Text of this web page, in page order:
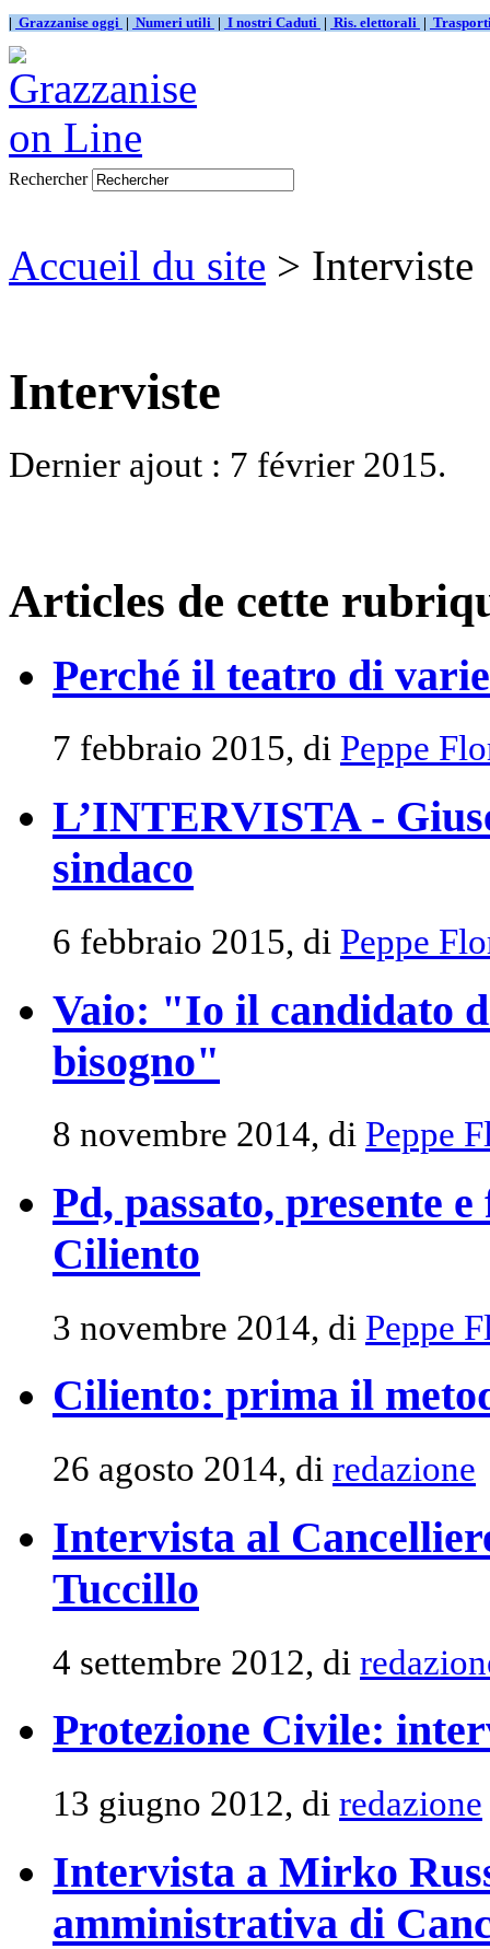
| Grazzanise oggi | Numeri utili | I nostri Caduti | Ris. elettorali |
Rechercher
Accueil du site > Interviste
Interviste
Dernier ajout : 7 février 2015.
Articles de cette
Perché il teatro di
7 febbraio 2015, di Peppe
L’INTERVISTA -
sindaco
6 febbraio 2015, di Peppe
Vaio: "Io il candidato
bisogno"
8 novembre 2014, di Peppe
Pd, passato, presente
Ciliento
3 novembre 2014, di Peppe
Ciliento: prima il
26 agosto 2014, di redazione
Intervista al
Tuccillo
4 settembre 2012, di
Protezione Civile:
13 giugno 2012, di redazione
Intervista a Mirko
amministrativa di